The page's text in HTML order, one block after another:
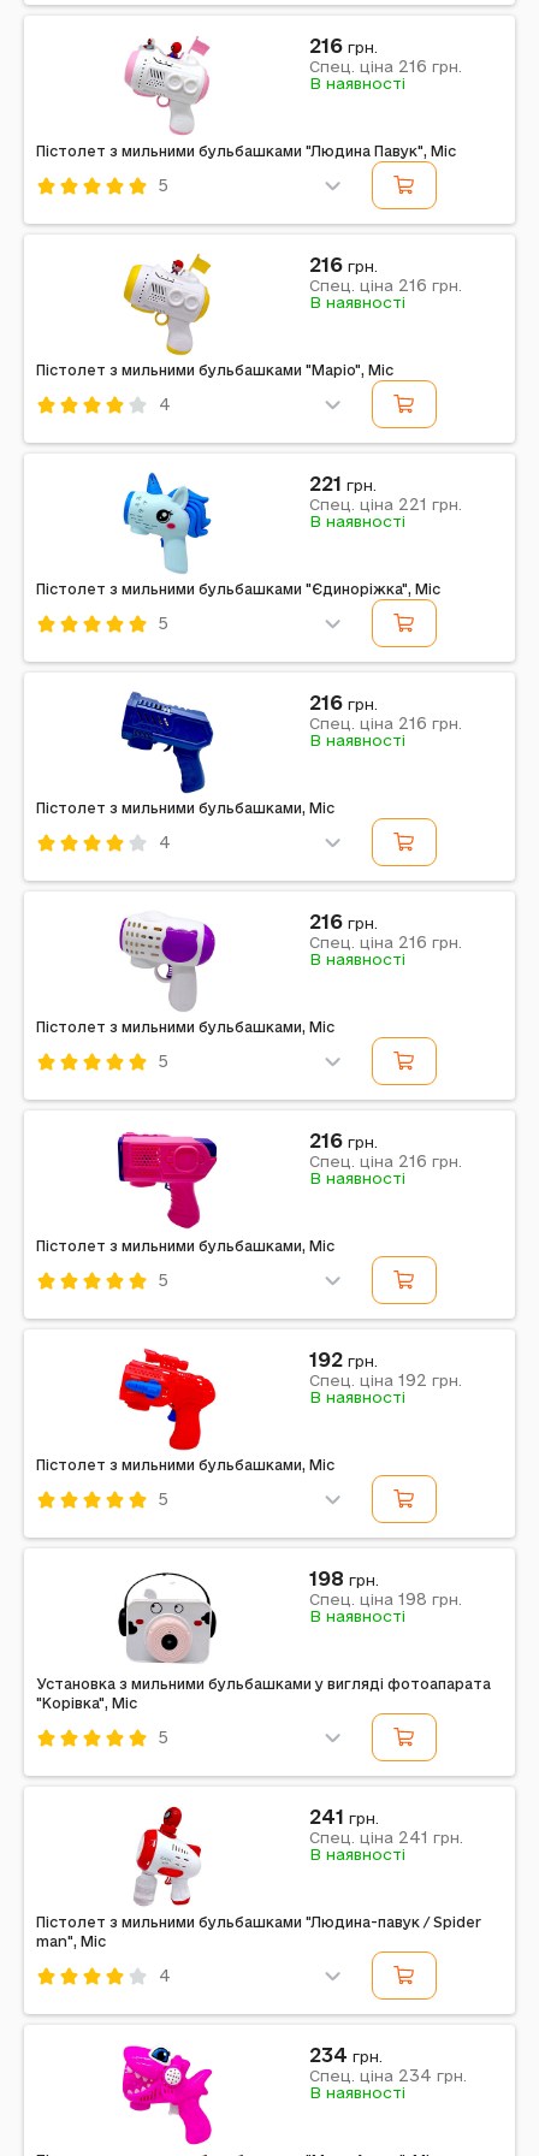
Комбінований
Примітка: Упаковка: Коробка | Тип ел-тів живлення:
АА | Кількість ел-тів живлення: 4 | Ел-ти живлення в
комплекті: Ні | Вага в упаковці: 264 г |...
Пістолет з мильними бульбашками "Людина Павук", Mic
5
Примітка: Країна виробник: Україна
216 грн.
Спец. ціна 216 грн.
В наявності
Пістолет з мильними бульбашками "Маріо", Mic
4
Жовтий
Примітка: Країна виробник: Україна
216 грн.
Спец. ціна 216 грн.
В наявності
Пістолет з мильними бульбашками "Єдиноріжка", Mic
5
Комбінований
Примітка: Упаковка: Коробка | Тип ел-тів живлення:
АА | Кількість ел-тів живлення: 4 | Ел-ти живлення в
комплекті: Ні | Вага в упаковці: 230 г |...
221 грн.
Спец. ціна 221 грн.
В наявності
Пістолет з мильними бульбашками, Mic
4
Примітка: Упаковка: Коробка | Тип ел-тів живлення:
АА | Кількість ел-тів живлення: 4 | Ел-ти живлення в
комплекті: Ні | Вага в упаковці: 215 г |...
216 грн.
Спец. ціна 216 грн.
В наявності
Пістолет з мильними бульбашками, Mic
5
Комбінований
Примітка: Упаковка: Коробка | Колір: Біло-
фіолетовий | Тип ел-тів живлення: АА | Кількість ел-
тів живлення: 4 | Ел-ти живлення в комплекті: Ні |
216 грн.
Спец. ціна 216 грн.
В наявності
Пістолет з мильними бульбашками, Mic
5
Рожевий
Примітка: Країна виробник: Україна
216 грн.
Спец. ціна 216 грн.
В наявності
Пістолет з мильними бульбашками, Mic
5
Примітка: Упаковка: Коробка | Тип ел-тів живлення:
АА | Кількість ел-тів живлення: 4 | Ел-ти живлення в
комплекті: Ні | Вага в упаковці: 231 г |...
192 грн.
Спец. ціна 192 грн.
В наявності
Установка з мильними бульбашками у вигляді фотоапарата
"Корівка", Mic
5
Комбінований
Примітка: Упаковка: Коробка | Тип ел-тів живлення:
АА | Кількість ел-тів живлення: 3 | Ел-ти живлення в
комплекті: Ні | Вага в упаковці: 210 г |...
198 грн.
Спец. ціна 198 грн.
В наявності
Пістолет з мильними бульбашками "Людина-павук / Spider
man", Mic
4
Комбінований
Примітка: Упаковка: Коробка | Тип ел-тів живлення:
АА | Кількість ел-тів живлення: 4 | Ел-ти живлення в
комплекті: Ні | Вага в упаковці: 281 г |...
241 грн.
Спец. ціна 241 грн.
В наявності
234 грн.
Спец. ціна 234 грн.
В наявності